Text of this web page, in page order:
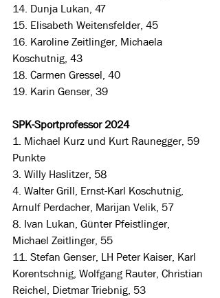
14. Dunja Lukan, 47
15. Elisabeth Weitensfelder, 45
16. Karoline Zeitlinger, Michaela
Koschutnig, 43
18. Carmen Gressel, 40
19. Karin Genser, 39
SPK-Sportprofessor 2024
1. Michael Kurz und Kurt Raunegger, 59
Punkte
3. Willy Haslitzer, 58
4. Walter Grill, Ernst-Karl Koschutnig,
Arnulf Perdacher, Marijan Velik, 57
8. Ivan Lukan, Günter Pfeistlinger,
Michael Zeitlinger, 55
11. Stefan Genser, LH Peter Kaiser, Karl
Korentschnig, Wolfgang Rauter, Christian
Reichel, Dietmar Triebnig, 53